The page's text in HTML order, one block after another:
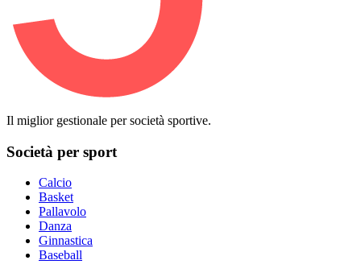
Il miglior gestionale per società sportive.
Società per sport
Calcio
Basket
Pallavolo
Danza
Ginnastica
Baseball